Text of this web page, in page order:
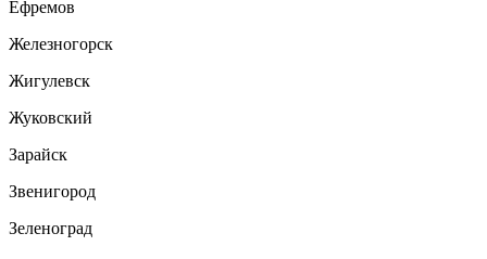
Ефремов
Железногорск
Жигулевск
Жуковский
Зарайск
Звенигород
Зеленоград